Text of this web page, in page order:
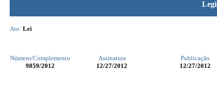
Ato: Lei
Número/Complemento Assinatura
Publicação
9859/2012 12/27/2012 12/27/2012